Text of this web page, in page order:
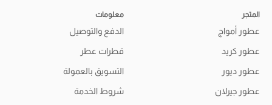
المتجر
عطور أمواج
عطور كريد
عطور ديور
عطور جيرلان
معلومات
الدفع والتوصيل
قطرات عطر
التسويق بالعمولة
شروط الخدمة